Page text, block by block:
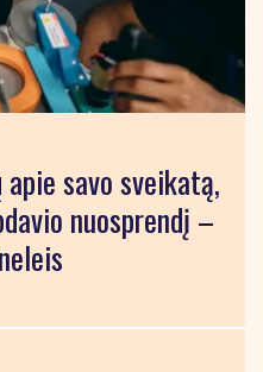
savo sveikatą,
nuosprendį –